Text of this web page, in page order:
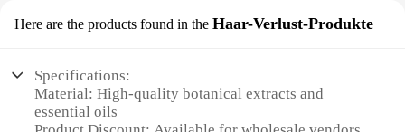
Here are the products found in the Haar-Verlust-Produkte
Specifications:
Material: High-quality botanical extracts and
essential oils